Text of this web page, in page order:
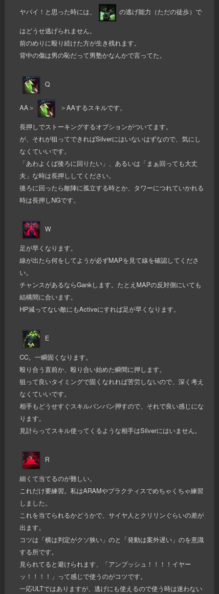
ヤバイ！と思った時には、
の逃げ能力（ただの徒歩）で
はどうせ逃げられません。
前のめりに殴り続けた方が生き残れます。
背中の傷は男の恥だって男塾かなんかで言ってた。
Q
AA＞ ＞AAするスキルです。
長押しでストーキングするオプションがついてます。
が、それが狙ってできればSilverにはいないはずなので、気にし
なくていいです。
「あわよくば後ろに回りたい」、あるいは「まぁ回っても大丈
夫」な時は長押ししてください。
後ろに回ったら敵陣に孤立する時とか、タワーにつれていかれる
時は長押しNGです。
W
足が早くなります。
線が出たら何をしてようが必ずMAPを見て線を確認してくださ
い。
チャンスがあるならGankします。たとえMAPの反対側にいても
結構間に合います。
HP減ってない敵にもActiveにすれば足が早くなります。
E
CC。一瞬固くなります。
殴り合う直前か、殴り合い始めた瞬間に押します。
狙って良いタイミングで固くなれれば苦労しないので、深く考え
なくていいです。
相手もどうせすぐスキルバンバン押すので、それで良い感じにな
ります。
見計らってスキル使ってくるような相手はSilverにはいません。
R
細くて当てるのが難しい。
これだけ要練習。私はARAMやプラクティスでめちゃくちゃ練習
しました。
これを当てられるかどうかで、サイヤ人とクリリンぐらいの差が
出ます。
コツは「横は判定がクソ狭い」のと「発動は案外遅い」のを意識
する所です。
見られてると避けられます、「アンブッシュ！！！！イヤー
ッ！！！！」って感じで使うのがコツです。
一応ULTではありますが、逃げにも使えるので使う時は迷わない